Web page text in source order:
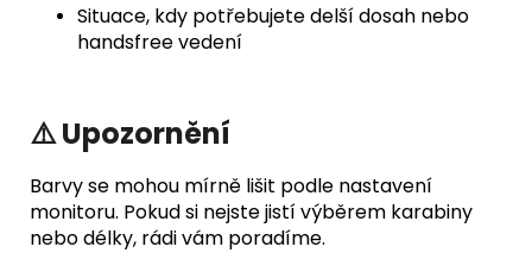
Situace, kdy potřebujete delší dosah nebo
handsfree vedení
⚠️ Upozornění
Barvy se mohou mírně lišit podle nastavení
monitoru. Pokud si nejste jistí výběrem karabiny
nebo délky, rádi vám poradíme.